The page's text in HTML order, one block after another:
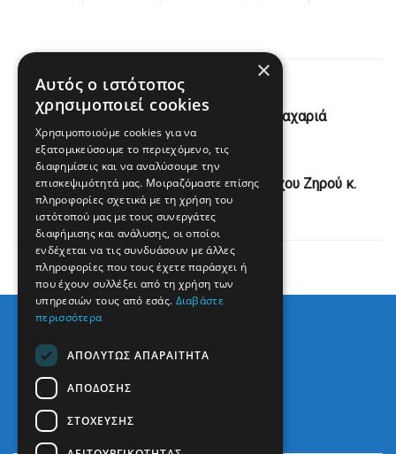
Previous Post
Ευχές Δημάρχου Πάργας Νίκου Ζαχαριά
Next Post
Πρωτοχρονιάτικο μήνυμα του Δημάρχου Ζηρού κ.
Νικόλαου Καλαντζή
×
Αυτός ο ιστότοπος
χρησιμοποιεί cookies
Χρησιμοποιούμε cookies για να
εξατομικεύσουμε το περιεχόμενο, τις
διαφημίσεις και να αναλύσουμε την
επισκεψιμότητά μας. Μοιραζόμαστε επίσης
πληροφορίες σχετικά με τη χρήση του
ιστότοπού μας με τους συνεργάτες
διαφήμισης και ανάλυσης, οι οποίοι
ενδέχεται να τις συνδυάσουν με άλλες
πληροφορίες που τους έχετε παράσχει ή
που έχουν συλλέξει από τη χρήση των
υπηρεσιών τους από εσάς. Διαβάστε
περισσότερα
ΑΠΟΛΎΤΩΣ ΑΠΑΡΑΊΤΗΤΑ
ΑΠΌΔΟΣΗΣ
ΣΤΌΧΕΥΣΗΣ